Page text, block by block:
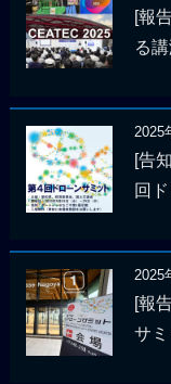
[報
る
2025
[告
回
2025
[報
サ